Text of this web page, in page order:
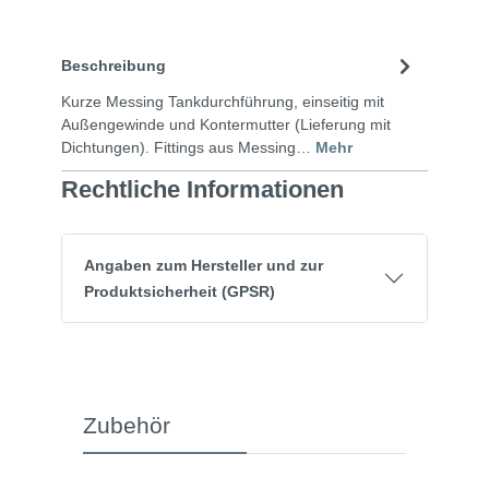
Beschreibung
Kurze Messing Tankdurchführung, einseitig mit
Außengewinde und Kontermutter (Lieferung mit
Dichtungen). Fittings aus Messing… Mehr
Rechtliche Informationen
Angaben zum Hersteller und zur
Produktsicherheit (GPSR)
Zubehör